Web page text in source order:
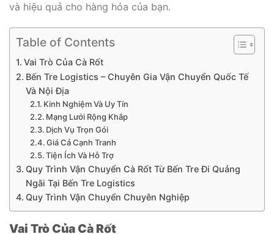
và hiệu quả cho hàng hóa của bạn.
Table of Contents
Vai Trò Của Cà Rốt
Bến Tre Logistics – Chuyên Gia Vận Chuyển Quốc Tế
Và Nội Địa
Kinh Nghiệm Và Uy Tín
Mạng Lưới Rộng Khắp
Dịch Vụ Trọn Gói
Giá Cả Cạnh Tranh
Tiện Ích Và Hỗ Trợ
Quy Trình Vận Chuyển Cà Rốt Từ Bến Tre Đi Quảng
Ngãi Tại Bến Tre Logistics
Quy Trình Vận Chuyển Chuyên Nghiệp
Vai Trò Của Cà Rốt